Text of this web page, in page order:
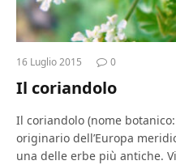
16 Luglio 2015 0
Il coriandolo
Il coriandolo (nome
originario dell’Europa
una delle erbe più antiche.